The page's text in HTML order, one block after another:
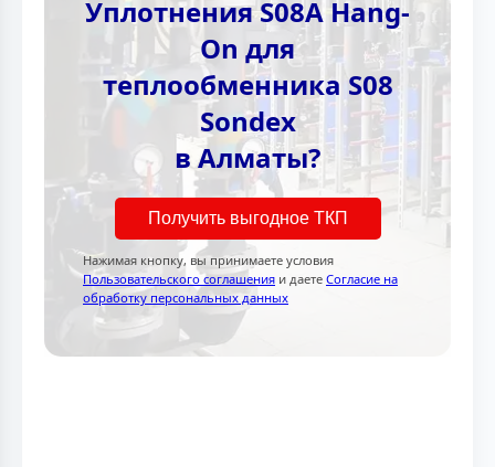
Уплотнения S08A Hang-
On для
теплообменника S08
Sondex
в Алматы?
Получить выгодное ТКП
Нажимая кнопку, вы принимаете условия
Пользовательского соглашения и даете Согласие на
обработку персональных данных